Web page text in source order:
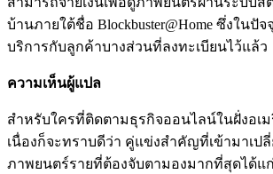
บ้านภายใต้ชื่อ Blockbuster@Home ซึ่งในปั
บริการกับลูกค้าบางส่วนที่ลงทะเบียนไว้แล้ว
ความเห็นผู้แปล
สำหรับใครที่ติดตามธุรกิจออนไลน์ในฝั่งอเ
เนื่องก็จะทราบดีว่า คู่แข่งสำคัญที่เข้ามาเป
ภาพยนตร์รายที่ต้องจับตามองมากที่สุดได้แ